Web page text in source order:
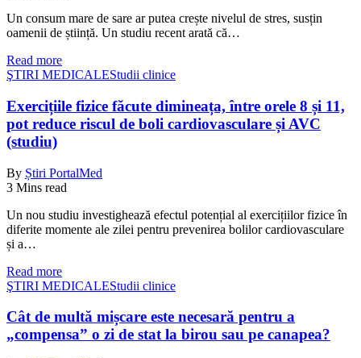
Un consum mare de sare ar putea crește nivelul de stres, susțin
oamenii de știință. Un studiu recent arată că…
Read more
ŞTIRI MEDICALEStudii clinice
Exercițiile fizice făcute dimineața, între orele 8 și 11,
pot reduce riscul de boli cardiovasculare și AVC
(studiu)
By Știri PortalMed
3 Mins read
Un nou studiu investighează efectul potențial al exercițiilor fizice în
diferite momente ale zilei pentru prevenirea bolilor cardiovasculare
și a…
Read more
ŞTIRI MEDICALEStudii clinice
Cât de multă mișcare este necesară pentru a
„compensa” o zi de stat la birou sau pe canapea?